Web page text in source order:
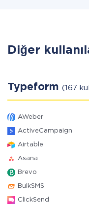
Diğer
Typeform (167
AWeber
ActiveCampaign
Airtable
Asana
Brevo
BulkSMS
ClickSend